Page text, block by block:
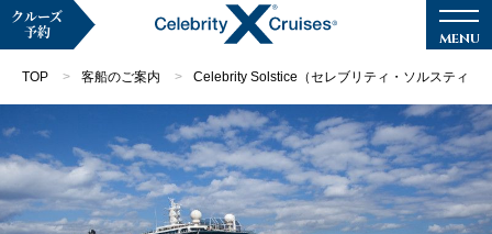
マイページ メルマガ登録
クルーズ
予約
TOP 客船のご案内 Celebrity Solstice（セレブリティ・ソルスティス